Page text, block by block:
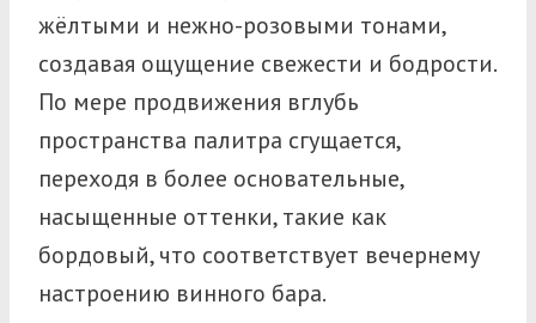
жёлтыми и нежно-розовыми тонами,
создавая ощущение свежести и бодрости.
По мере продвижения вглубь
пространства палитра сгущается,
переходя в более основательные,
насыщенные оттенки, такие как
бордовый, что соответствует вечернему
настроению винного бара.